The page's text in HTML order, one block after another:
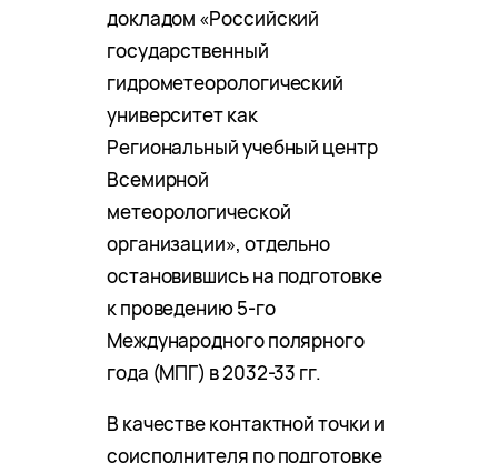
докладом «Российский
государственный
гидрометеорологический
университет как
Региональный учебный центр
Всемирной
метеорологической
организации», отдельно
остановившись на подготовке
к проведению 5-го
Международного полярного
года (МПГ) в 2032-33 гг.
В качестве контактной точки и
соисполнителя по подготовке